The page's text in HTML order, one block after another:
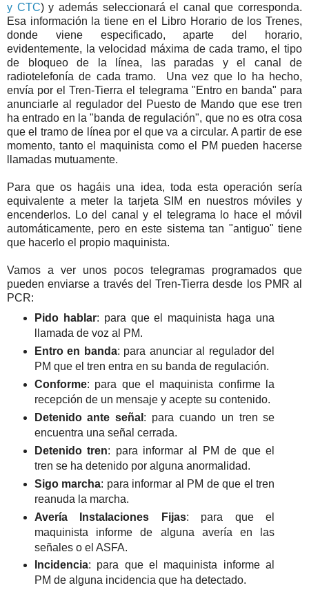
y CTC) y además seleccionará el canal que corresponda.
Esa información la tiene en el Libro Horario de los Trenes,
donde viene especificado, aparte del horario,
evidentemente, la velocidad máxima de cada tramo, el tipo
de bloqueo de la línea, las paradas y el canal de
radiotelefonía de cada tramo. Una vez que lo ha hecho,
envía por el Tren-Tierra el telegrama "Entro en banda" para
anunciarle al regulador del Puesto de Mando que ese tren
ha entrado en la "banda de regulación", que no es otra cosa
que el tramo de línea por el que va a circular. A partir de ese
momento, tanto el maquinista como el PM pueden hacerse
llamadas mutuamente.
Para que os hagáis una idea, toda esta operación sería
equivalente a meter la tarjeta SIM en nuestros móviles y
encenderlos. Lo del canal y el telegrama lo hace el móvil
automáticamente, pero en este sistema tan "antiguo" tiene
que hacerlo el propio maquinista.
Vamos a ver unos pocos telegramas programados que
pueden enviarse a través del Tren-Tierra desde los PMR al
PCR:
Pido hablar: para que el maquinista haga una
llamada de voz al PM.
Entro en banda: para anunciar al regulador del
PM que el tren entra en su banda de regulación.
Conforme: para que el maquinista confirme la
recepción de un mensaje y acepte su contenido.
Detenido ante señal : para cuando un tren se
encuentra una señal cerrada.
Detenido tren: para informar al PM de que el
tren se ha detenido por alguna anormalidad.
Sigo marcha: para informar al PM de que el tren
reanuda la marcha.
Avería Instalaciones Fijas: para que el
maquinista informe de alguna avería en las
señales o el ASFA.
Incidencia: para que el maquinista informe al
PM de alguna incidencia que ha detectado.